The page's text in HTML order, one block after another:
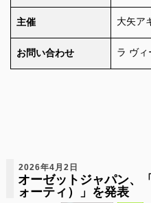
主催 大矢ア
お問い合わせ ラ ヴ
2026年4月2日
オーゼットジャパン、
ォーティ）」を発表